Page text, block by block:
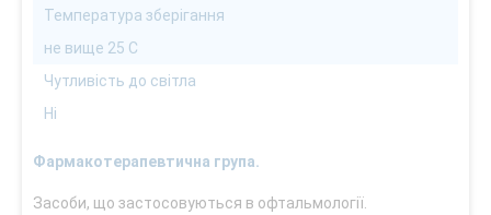
Температура зберігання
не вище 25 С
Чутливість до світла
Ні
Фармакотерапевтична група.
Засоби, що застосовуються в офтальмології.